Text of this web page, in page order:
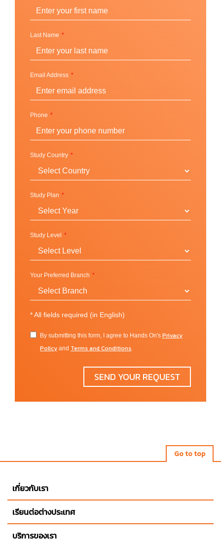
สำคัญ แหล่งท่องเที่ยว และโอกาสทางอาชีพได้อย่าง
สาขาวิชาที่เปิดสอน
Bachelor’s in Business Administration
Management
Global One-Year MBA
Executive MBA
Doctorate in Business Administration
Last Name
Email Address
Phone
Study Country
Study Plan
Study Level
Your Preferred Branch
*All fields required (in English)
By submitting this form, I agree to Hands On's Privacy
Policy and Terms and Conditions.
SEND YOUR REQUEST
Go to top
เกี่ยวกับเรา
เรียนต่อต่างประเทศ
บริการของเรา